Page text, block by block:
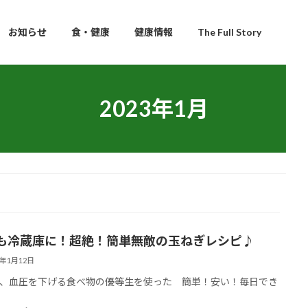
お知らせ 食・健康 健康情報 The Full Story
2023年1月
冷蔵庫に！超絶！簡単無敵の玉ねぎレシピ♪
1月12日
血圧を下げる食べ物の優等生を使った 簡単！安い！毎日でき